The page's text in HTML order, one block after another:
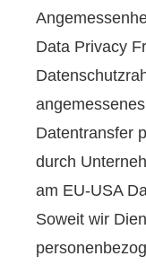
Data Privacy
Datentransfer
durch
am EU-USA
Soweit wir